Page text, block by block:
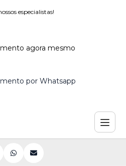
especialistas!
agora mesmo
por Whatsapp